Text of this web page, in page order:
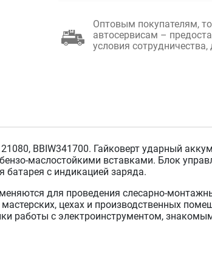
Оптовым покупателям,
автосервисам –
условия
BBIW341700. Гайковерт ударный
маслостойкими вставками. Блок
батарея с индикацией заряда.
для проведения слесарно-
цехах и производственных
работы с электроинструментом,